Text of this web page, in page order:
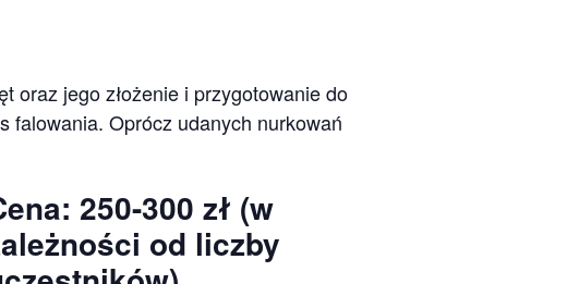
oraz jego złożenie i przygotowanie do
falowania. Oprócz udanych nurkowań
250-300 zł (w
od liczby